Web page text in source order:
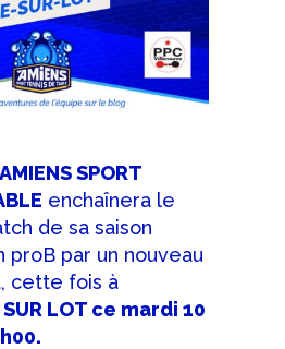
SPORT
enchaînera le
de sa saison
proB par un nouveau
cette fois à
SUR LOT ce mardi 10